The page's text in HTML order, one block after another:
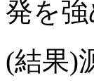
発を
(結果)